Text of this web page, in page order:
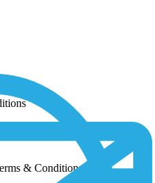
& Conditions